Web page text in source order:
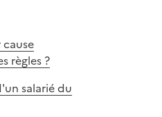
règles ?
salarié du